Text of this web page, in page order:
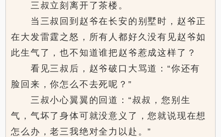
三叔立刻离开了茶楼。
当三叔回到赵爷在长安的别墅时，赵爷正
在大发雷霆之怒，所有人都好久没有见赵爷如
此生气了，也不知道谁把赵爷惹成这样了？
看见三叔后，赵爷破口大骂道：“你还有
脸回来，你怎么不去死呢？”
三叔小心翼翼的回道：“叔叔，您别生
气，气坏了身体可就没意义了，您就说现在想
怎么办，老三我绝对全力以赴。”